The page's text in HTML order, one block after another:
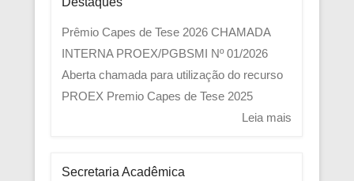
Prêmio Capes de Tese 2026 CHAMADA
INTERNA PROEX/PGBSMI Nº 01/2026
Aberta chamada para utilização do recurso
PROEX Premio Capes de Tese 2025
Leia mais
Secretaria Acadêmica